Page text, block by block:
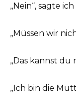
„Nein“, sagte
„Müssen wir
„Das kannst du
„Ich bin die